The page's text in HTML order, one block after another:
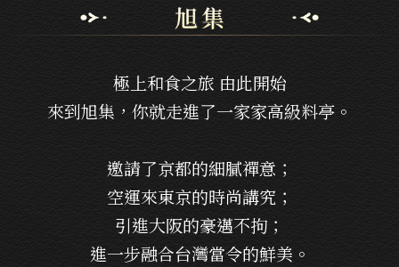
極上和食之旅 由此開始
來到旭集，你就走進了一家家高級料亭。
邀請了京都的細膩禪意；
空運來東京的時尚講究；
引進大阪的豪邁不拘；
進一步融合台灣當令的鮮美。
登出
先不要 確認